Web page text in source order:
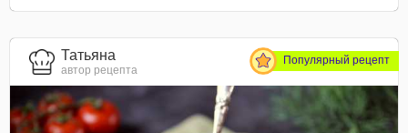
Татьяна
автор рецепта
Популярный рецепт